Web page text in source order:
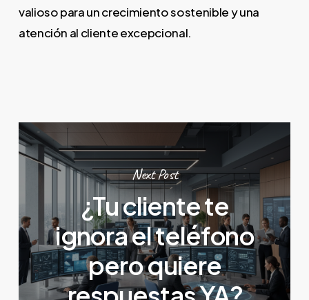
valioso para un crecimiento sostenible y una
atención al cliente excepcional.
Next Post
¿Tu cliente te
ignora el teléfono
pero quiere